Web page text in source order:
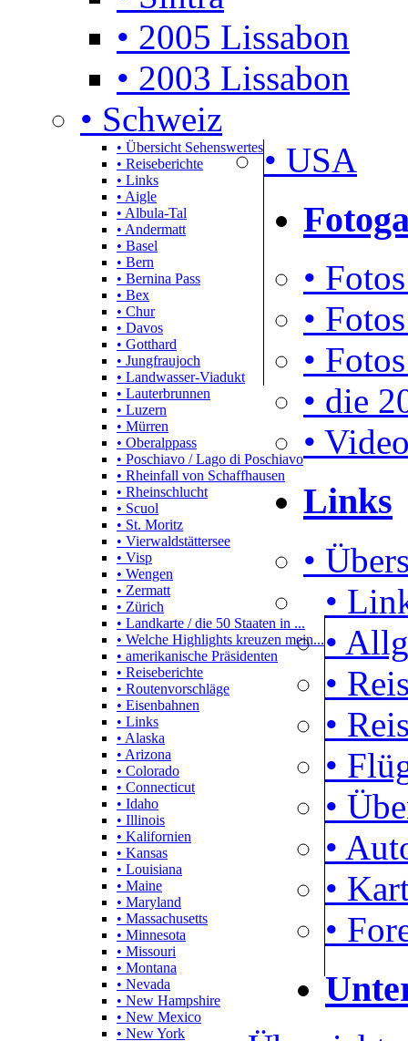
• 2005 Lissabon
• 2003 Lissabon
• Schweiz
• Übersicht Sehenswertes
• Reiseberichte
• Links
• Aigle
• Albula-Tal
• Andermatt
• Basel
• Bern
• Bernina Pass
• Bex
• Chur
• Davos
• Gotthard
• Jungfraujoch
• Landwasser-Viadukt
• Lauterbrunnen
• Luzern
• Mürren
• Oberalppass
• Poschiavo / Lago di Poschiavo
• Rheinfall von Schaffhausen
• Rheinschlucht
• Scuol
• St. Moritz
• Vierwaldstättersee
• Visp
• Wengen
• Zermatt
• Zürich
• USA
• Landkarte / die 50 Staaten in ...
• Welche Highlights kreuzen mein...
• amerikanische Präsidenten
• Reiseberichte
• Routenvorschläge
• Eisenbahnen
• Links
• Alaska
• Arizona
• Colorado
• Connecticut
• Idaho
• Illinois
• Kalifornien
• Kansas
• Louisiana
• Maine
• Maryland
• Massachusetts
• Minnesota
• Missouri
• Montana
• Nevada
• New Hampshire
• New Mexico
• New York
•
•
•
• die
•
Links
•
•
•
•
•
•
•
•
•
•